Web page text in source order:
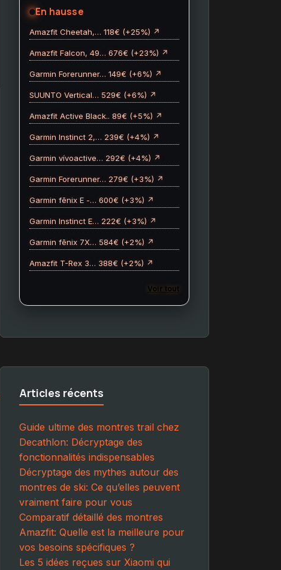
En hausse
Amazfit Cheetah,… 118€ (+25%) ↗
Amazfit Falcon, 49… 676€ (+23%) ↗
Garmin Forerunner… 149€ (+6%) ↗
SUUNTO Vertical… 529€ (+6%) ↗
Amazfit Active Black.. 89€ (+5%) ↗
Garmin Instinct 2,… 239€ (+4%) ↗
Garmin vívoactive… 292€ (+4%) ↗
Garmin Forerunner… 279€ (+3%) ↗
Garmin fēnix E -… 600€ (+3%) ↗
Garmin Instinct E… 222€ (+3%) ↗
Garmin fēnix 7X… 584€ (+2%) ↗
Amazfit T-Rex 3… 388€ (+2%) ↗
Voir tout
Articles récents
Guide ultime des montres trail chez
Decathlon: Décryptage des
fonctionnalités indispensables
Décryptage des mythes autour des
montres de ski: Ce qu’elles peuvent
vraiment faire pour vous
Comparatif détaillé des montres
Amazfit: Quelle est la meilleure pour
vos besoins spécifiques ?
Les 5 idées reçues sur Xiaomi qui